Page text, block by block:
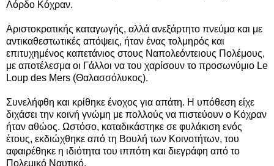
Λόρδο Κόχραν.
Αριστοκρατικής καταγωγής, αλλά ανεξάρτητο πνεύμα και με
αντικαθεστωτικές απόψεις, ήταν ένας τολμηρός και
επιτυχημένος καπετάνιος στους Ναπολεόντειους Πολέμους,
με αποτέλεσμα οι Γάλλοι να του χαρίσουν το προσωνύμιο Le
Loup des Mers (Θαλασσόλυκος).
Συνελήφθη και κρίθηκε ένοχος για απάτη. Η υπόθεση είχε
διχάσει την κοινή γνώμη με πολλούς να πιστεύουν ο Κόχραν
ήταν αθώος. Ωστόσο, καταδικάστηκε σε φυλάκιση ενός
έτους, εκδιώχθηκε από τη Βουλή των Κοινοτήτων, του
αφαιρέθηκε η ιδιότητα του ιππότη και διεγράφη από το
Πολεμικό Ναυτικό.